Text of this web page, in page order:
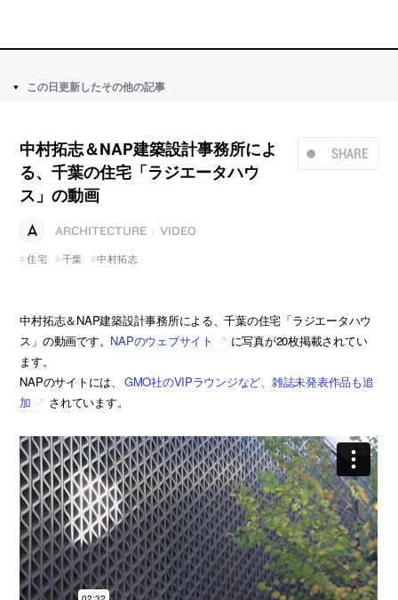
この日更新したその他の記事
SHARE
中村拓志＆NAP建築設計事務所によ
る、千葉の住宅「ラジエータハウ
ス」の動画
ARCHITECTURE
VIDEO
住宅
千葉 中村拓志
中村拓志＆NAP建築設計事務所による、千葉の住宅「ラジエータハウ
ス」の動画です。 NAPのウェブサイト
に写真が20枚掲載されてい
ます。
NAPのサイトには、
GMO社のVIPラウンジなど、雑誌未発表作品も追
加
されています。